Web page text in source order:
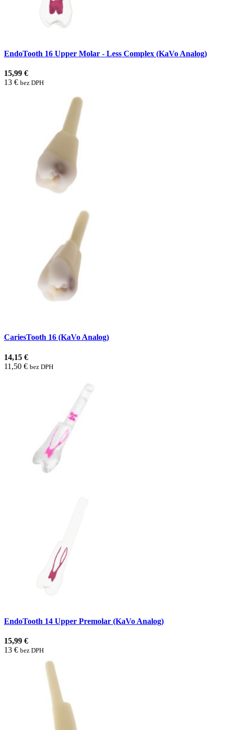
EndoTooth 16 Upper Molar - Less Complex (KaVo Analog)
15,99 €
13 € bez DPH
CariesTooth 16 (KaVo Analog)
14,15 €
11,50 € bez DPH
EndoTooth 14 Upper Premolar (KaVo Analog)
15,99 €
13 € bez DPH